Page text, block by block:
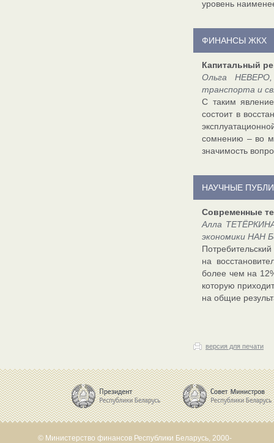
уровень
ФИНАНСЫ ЖКХ
Капитальный
Ольга НЕВЕРО,
транспорта и
С таким
состоит в
сомнению – во
значимость
НАУЧНЫЕ
Современные
Алла
экономики НАН
на
более чем на
которую
на общие
версия для печати
© Министерство финансов Республики Беларусь, 2000-